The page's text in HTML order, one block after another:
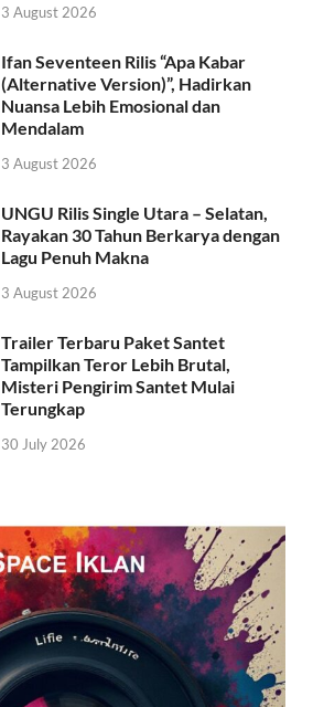
3 August 2026
Ifan Seventeen Rilis “Apa Kabar
(Alternative Version)”, Hadirkan
Nuansa Lebih Emosional dan
Mendalam
3 August 2026
UNGU Rilis Single Utara – Selatan,
Rayakan 30 Tahun Berkarya dengan
Lagu Penuh Makna
3 August 2026
Trailer Terbaru Paket Santet
Tampilkan Teror Lebih Brutal,
Misteri Pengirim Santet Mulai
Terungkap
30 July 2026